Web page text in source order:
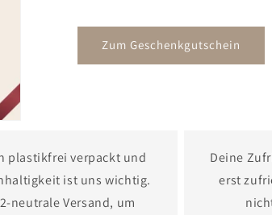
Zum Geschenkgutschein
plastikfrei verpackt und
ist uns wichtig.
neutrale Versand, um
Deine
erst